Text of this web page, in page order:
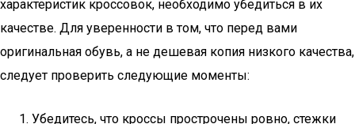
характеристик кроссовок, необходимо убедиться в их
качестве. Для уверенности в том, что перед вами
оригинальная обувь, а не дешевая копия низкого качества,
следует проверить следующие моменты:
Убедитесь, что кроссы прострочены ровно, стежки